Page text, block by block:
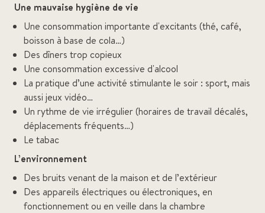
Une mauvaise hygiène de vie
Une consommation importante d'excitants (thé, café,
boisson à base de cola…)
Des dîners trop copieux
Une consommation excessive d'alcool
La pratique d’une activité stimulante le soir : sport, mais
aussi jeux vidéo…
Un rythme de vie irrégulier (horaires de travail décalés,
déplacements fréquents…)
Le tabac
L’environnement
Des bruits venant de la maison et de l’extérieur
Des appareils électriques ou électroniques, en
fonctionnement ou en veille dans la chambre